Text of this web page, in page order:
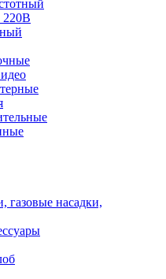
220В
газовые насадки,